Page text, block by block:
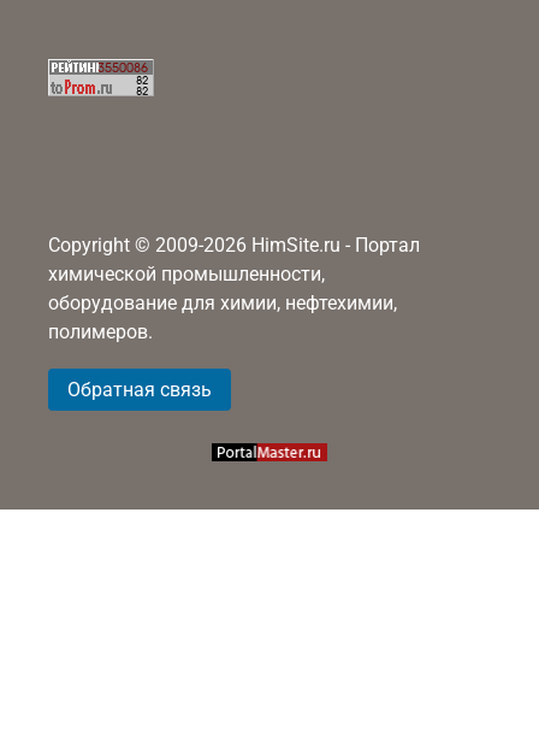
Copyright © 2009-2026 HimSite.ru - Портал
химической промышленности,
оборудование для химии, нефтехимии,
полимеров.
Обратная связь